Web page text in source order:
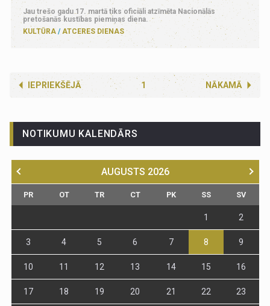
Jau trešo gadu 17. martā tiks oficiāli atzīmēta Nacionālās
pretošanās kustības piemiņas diena.
KULTŪRA
ATCERES DIENAS
IEPRIEKŠĒJĀ 1 NĀKAMĀ
NOTIKUMU KALENDĀRS
AUGUSTS 2026
PR OT TR CT PK SS SV
1 2
3 4 5 6 7 8 9
10 11 12 13 14 15 16
17 18 19 20 21 22 23